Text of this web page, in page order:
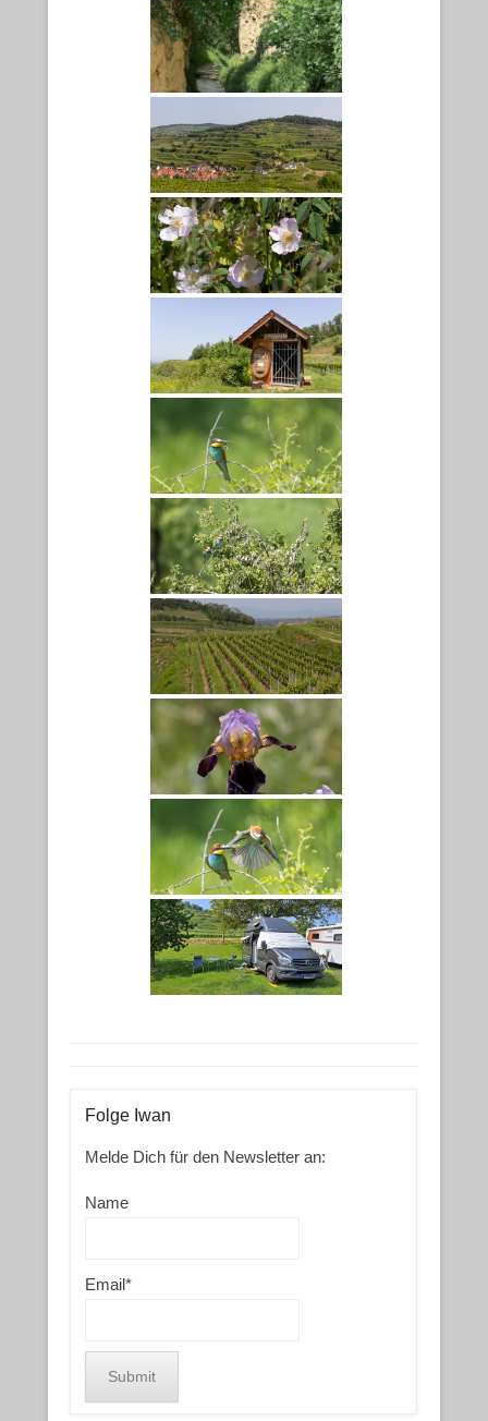
Folge Iwan
Melde Dich für den Newsletter an:
Name
Email*